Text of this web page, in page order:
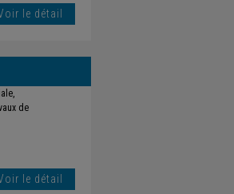
le détail
de
le détail